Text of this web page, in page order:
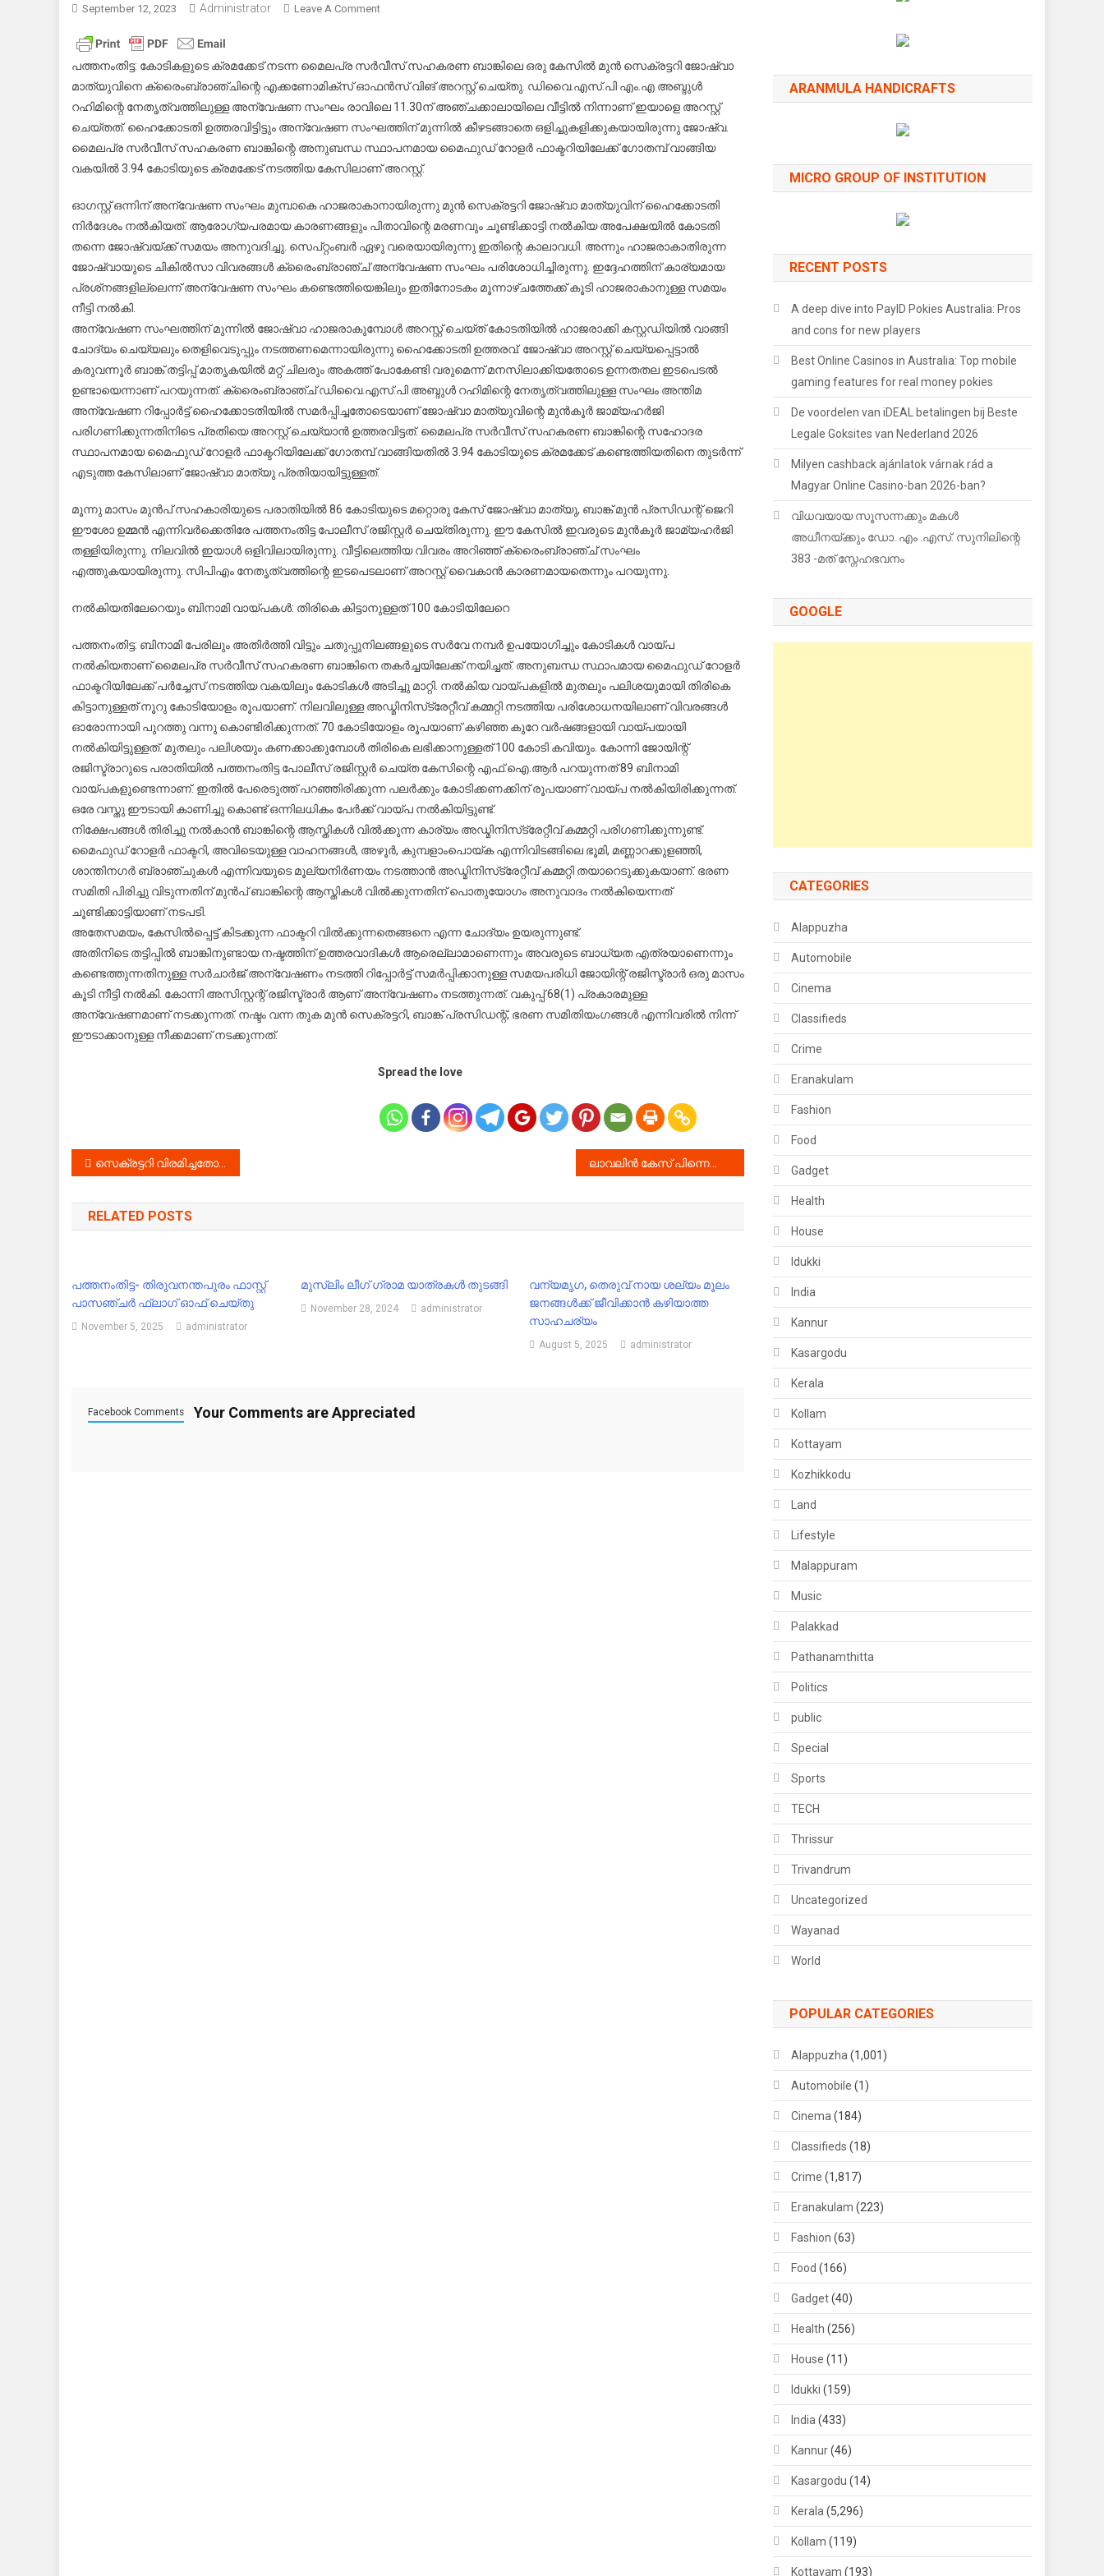
September 12, 2023 Administrator Leave A CommentOn
മൈലപ്ര
ബാങ്ക്
മുൻ
സെക്രട്ടറിയെ
ക്രൈംബ്രാഞ്ച്
പത്തനംതിട്ട: കോടികളുടെ ക്രമക്കേട് നടന്ന മൈലപ്ര സർവീസ് സഹകരണ ബാങ്കിലെ ഒരു കേസിൽ മുൻ സെക്രട്ടറി ജോഷ്വാ
മാത്യുവിനെ ക്രൈംബ്രാഞ്ചിന്റെ എക്കണോമിക്‌സ് ഓഫൻസ് വിങ് അറസ്റ്റ് ചെയ്തു. ഡിവൈ.എസ്.പി എം.എ അബ്ദുൾ
റഹിമിന്റെ നേതൃത്വത്തിലുള്ള അന്വേഷണ സംഘം രാവിലെ 11.30ന് അഞ്ചക്കാലായിലെ വീട്ടിൽ നിന്നാണ് ഇയാളെ അറസ്റ്റ്
ചെയ്തത്. ഹൈക്കോടതി ഉത്തരവിട്ടിട്ടും അന്വേഷണ സംഘത്തിന് മുന്നിൽ കീഴടങ്ങാതെ ഒളിച്ചുകളിക്കുകയായിരുന്നു ജോഷ്വ.
മൈലപ്ര സർവീസ് സഹകരണ ബാങ്കിന്റെ അനുബന്ധ സ്ഥാപനമായ മൈഫുഡ് റോളർ ഫാക്ടറിയിലേക്ക് ഗോതമ്പ് വാങ്ങിയ
വകയിൽ 3.94 കോടിയുടെ ക്രമക്കേട് നടത്തിയ കേസിലാണ് അറസ്റ്റ്.
ഓഗസ്റ്റ് ഒന്നിന് അന്വേഷണ സംഘം മുമ്പാകെ ഹാജരാകാനായിരുന്നു മുൻ സെക്രട്ടറി ജോഷ്വാ മാത്യുവിന് ഹൈക്കോടതി
നിർദേശം നൽകിയത്. ആരോഗ്യപരമായ കാരണങ്ങളും പിതാവിന്റെ മരണവും ചൂണ്ടിക്കാട്ടി നൽകിയ അപേക്ഷയിൽ കോടതി
തന്നെ ജോഷ്വയ്ക്ക് സമയം അനുവദിച്ചു. സെപ്റ്റംബർ ഏഴു വരെയായിരുന്നു ഇതിന്റെ കാലാവധി. അന്നും ഹാജരാകാതിരുന്ന
ജോഷ്വായുടെ ചികിൽസാ വിവരങ്ങൾ ക്രൈംബ്രാഞ്ച് അന്വേഷണ സംഘം പരിശോധിച്ചിരുന്നു. ഇദ്ദേഹത്തിന് കാര്യമായ
പ്രശ്‌നങ്ങളില്ലെന്ന് അന്വേഷണ സംഘം കണ്ടെത്തിയെങ്കിലും ഇതിനോടകം മൂന്നാഴ്ചത്തേക്ക് കൂടി ഹാജരാകാനുള്ള സമയം
നീട്ടി നൽകി.
അന്വേഷണ സംഘത്തിന് മുന്നിൽ ജോഷ്വാ ഹാജരാകുമ്പോൾ അറസ്റ്റ് ചെയ്ത് കോടതിയിൽ ഹാജരാക്കി കസ്റ്റഡിയിൽ വാങ്ങി
ചോദ്യം ചെയ്യലും തെളിവെടുപ്പും നടത്തണമെന്നായിരുന്നു ഹൈക്കോടതി ഉത്തരവ്. ജോഷ്വാ അറസ്റ്റ് ചെയ്യപ്പെട്ടാൽ
കരുവന്നൂർ ബാങ്ക് തട്ടിപ്പ് മാതൃകയിൽ മറ്റ് ചിലരും അകത്ത് പോകേണ്ടി വരുമെന്ന് മനസിലാക്കിയതോടെ ഉന്നതതല ഇടപെടൽ
ഉണ്ടായെന്നാണ് പറയുന്നത്. ക്രൈംബ്രാഞ്ച് ഡിവൈ.എസ്.പി അബ്ദുൾ റഹിമിന്റെ നേതൃത്വത്തിലുള്ള സംഘം അന്തിമ
അന്വേഷണ റിപ്പോർട്ട് ഹൈക്കോടതിയിൽ സമർപ്പിച്ചതോടെയാണ് ജോഷ്വാ മാത്യുവിന്റെ മുൻകൂർ ജാമ്യഹർജി
പരിഗണിക്കുന്നതിനിടെ പ്രതിയെ അറസ്റ്റ് ചെയ്യാൻ ഉത്തരവിട്ടത്. മൈലപ്ര സർവീസ് സഹകരണ ബാങ്കിന്റെ സഹോദര
സ്ഥാപനമായ മൈഫുഡ് റോളർ ഫാക്ടറിയിലേക്ക് ഗോതമ്പ് വാങ്ങിയതിൽ 3.94 കോടിയുടെ ക്രമക്കേട് കണ്ടെത്തിയതിനെ തുടർന്ന്
എടുത്ത കേസിലാണ് ജോഷ്വാ മാത്യു പ്രതിയായിട്ടുള്ളത്.
മൂന്നു മാസം മുൻപ് സഹകാരിയുടെ പരാതിയിൽ 86 കോടിയുടെ മറ്റൊരു കേസ് ജോഷ്വാ മാത്യു, ബാങ്ക് മുൻ പ്രസിഡന്റ് ജെറി
ഈശോ ഉമ്മൻ എന്നിവർക്കെതിരേ പത്തനംതിട്ട പോലീസ് രജിസ്റ്റർ ചെയ്തിരുന്നു. ഈ കേസിൽ ഇവരുടെ മുൻകൂർ ജാമ്യഹർജി
തള്ളിയിരുന്നു. നിലവിൽ ഇയാൾ ഒളിവിലായിരുന്നു. വീട്ടിലെത്തിയ വിവരം അറിഞ്ഞ് ക്രൈംബ്രാഞ്ച് സംഘം
എത്തുകയായിരുന്നു. സിപിഎം നേതൃത്വത്തിന്റെ ഇടപെടലാണ് അറസ്റ്റ് വൈകാൻ കാരണമായതെന്നും പറയുന്നു.
നൽകിയതിലേറെയും ബിനാമി വായ്പകൾ: തിരികെ കിട്ടാനുള്ളത് 100 കോടിയിലേറെ
പത്തനംതിട്ട: ബിനാമി പേരിലും അതിർത്തി വിട്ടും ചതുപ്പുനിലങ്ങളുടെ സർവേ നമ്പർ ഉപയോഗിച്ചും കോടികൾ വായ്പ
നൽകിയതാണ് മൈലപ്ര സർവീസ് സഹകരണ ബാങ്കിനെ തകർച്ചയിലേക്ക് നയിച്ചത്. അനുബന്ധ സ്ഥാപമായ മൈഫുഡ് റോളർ
ഫാക്ടറിയിലേക്ക് പർച്ചേസ് നടത്തിയ വകയിലും കോടികൾ അടിച്ചു മാറ്റി. നൽകിയ വായ്പകളിൽ മുതലും പലിശയുമായി തിരികെ
കിട്ടാനുള്ളത് നൂറു കോടിയോളം രൂപയാണ്. നിലവിലുള്ള അഡ്മിനിസ്‌ട്രേറ്റീവ് കമ്മറ്റി നടത്തിയ പരിശോധനയിലാണ് വിവരങ്ങൾ
ഓരോന്നായി പുറത്തു വന്നു കൊണ്ടിരിക്കുന്നത്. 70 കോടിയോളം രൂപയാണ് കഴിഞ്ഞ കുറേ വർഷങ്ങളായി വായ്പയായി
നൽകിയിട്ടുള്ളത്. മുതലും പലിശയും കണക്കാക്കുമ്പോൾ തിരികെ ലഭിക്കാനുള്ളത് 100 കോടി കവിയും. കോന്നി ജോയിന്റ്
രജിസ്ട്രാറുടെ പരാതിയിൽ പത്തനംതിട്ട പോലീസ് രജിസ്റ്റർ ചെയ്ത കേസിന്റെ എഫ്.ഐ.ആർ പറയുന്നത് 89 ബിനാമി
വായ്പകളുണ്ടെന്നാണ്. ഇതിൽ പേരെടുത്ത് പറഞ്ഞിരിക്കുന്ന പലർക്കും കോടിക്കണക്കിന് രൂപയാണ് വായ്പ നൽകിയിരിക്കുന്നത്.
ഒരേ വസ്തു ഈടായി കാണിച്ചു കൊണ്ട് ഒന്നിലധികം പേർക്ക് വായ്പ നൽകിയിട്ടുണ്ട്.
നിക്ഷേപങ്ങൾ തിരിച്ചു നൽകാൻ ബാങ്കിന്റെ ആസ്തികൾ വിൽക്കുന്ന കാര്യം അഡ്മിനിസ്‌ട്രേറ്റീവ് കമ്മറ്റി പരിഗണിക്കുന്നുണ്ട്.
മൈഫുഡ് റോളർ ഫാക്ടറി, അവിടെയുള്ള വാഹനങ്ങൾ, അഴൂർ, കുമ്പളാംപൊയ്ക എന്നിവിടങ്ങിലെ ഭൂമി, മണ്ണാറക്കുളഞ്ഞി,
ശാന്തിനഗർ ബ്രാഞ്ചുകൾ എന്നിവയുടെ മൂല്യനിർണയം നടത്താൻ അഡ്മിനിസ്‌ട്രേറ്റീവ് കമ്മറ്റി തയാറെടുക്കുകയാണ്. ഭരണ
സമിതി പിരിച്ചു വിടുന്നതിന് മുൻപ് ബാങ്കിന്റെ ആസ്തികൾ വിൽക്കുന്നതിന് പൊതുയോഗം അനുവാദം നൽകിയെന്നത്
ചൂണ്ടിക്കാട്ടിയാണ് നടപടി.
അതേസമയം, കേസിൽപ്പെട്ട് കിടക്കുന്ന ഫാക്ടറി വിൽക്കുന്നതെങ്ങനെ എന്ന ചോദ്യം ഉയരുന്നുണ്ട്.
അതിനിടെ തട്ടിപ്പിൽ ബാങ്കിനുണ്ടായ നഷ്ടത്തിന് ഉത്തരവാദികൾ ആരെല്ലാമാണെന്നും അവരുടെ ബാധ്യത എത്രയാണെന്നും
കണ്ടെത്തുന്നതിനുള്ള സർചാർജ് അന്വേഷണം നടത്തി റിപ്പോർട്ട് സമർപ്പിക്കാനുള്ള സമയപരിധി ജോയിന്റ് രജിസ്ട്രാർ ഒരു മാസം
കൂടി നീട്ടി നൽകി. കോന്നി അസിസ്റ്റന്റ് രജിസ്ട്രാർ ആണ് അന്വേഷണം നടത്തുന്നത്. വകുപ്പ് 68(1) പ്രകാരമുള്ള
അന്വേഷണമാണ് നടക്കുന്നത്. നഷ്ടം വന്ന തുക മുൻ സെക്രട്ടറി, ബാങ്ക് പ്രസിഡന്റ്, ഭരണ സമിതിയംഗങ്ങൾ എന്നിവരിൽ നിന്ന്
ഈടാക്കാനുള്ള നീക്കമാണ് നടക്കുന്നത്.
Spread the love
Post
navigation
സെക്രട്ടറി വിരമിച്ചതോടെ വടശേരിക്കര സർവ്വീസ് സഹകരണ ബാങ്ക് പ്രതിസന്ധിയിലായി ; പഞ്ചായത്ത് ജീവനക്കാരുടെ ശമ്പളവും മുടങ്ങി !!
RELATED POSTS
പത്തനംതിട്ട- തിരുവനന്തപുരം ഫാസ്റ്റ്
പാസഞ്ചര്‍ ഫ്‌ലാഗ് ഓഫ് ചെയ്തു
November 5, 2025 administrator
മുസ്‌ലിം ലീഗ് ഗ്രാമ യാത്രകൾ തുടങ്ങി
November 28, 2024 administrator
വന്യമൃഗ, തെരുവ് നായ ശല്യം മൂലം
ജനങ്ങൾക്ക് ജീവിക്കാൻ കഴിയാത്ത
സാഹചര്യം
August 5, 2025 administrator
Your Comments are Appreciated
Facebook Comments
ARANMULA HANDICRAFTS
MICRO GROUP OF INSTITUTION
RECENT POSTS
A deep dive into PayID Pokies Australia: Pros
and cons for new players
Best Online Casinos in Australia: Top mobile
gaming features for real money pokies
De voordelen van iDEAL betalingen bij Beste
Legale Goksites van Nederland 2026
Milyen cashback ajánlatok várnak rád a
Magyar Online Casino-ban 2026-ban?
വിധവയായ സൂസന്നക്കും മകൾ
അധീനയ്ക്കും ഡോ. എം .എസ്. സുനിലിന്റെ
383 -മത് സ്നേഹഭവനം
GOOGLE
CATEGORIES
Alappuzha
Automobile
Cinema
Classifieds
Crime
Eranakulam
Fashion
Food
Gadget
Health
House
Idukki
India
Kannur
Kasargodu
Kerala
Kollam
Kottayam
Kozhikkodu
Land
Lifestyle
Malappuram
Music
Palakkad
Pathanamthitta
Politics
public
Special
Sports
TECH
Thrissur
Trivandrum
Uncategorized
Wayanad
World
POPULAR CATEGORIES
Alappuzha (1,001)
Automobile (1)
Cinema (184)
Classifieds (18)
Crime (1,817)
Eranakulam (223)
Fashion (63)
Food (166)
Gadget(40)
Health (256)
House (11)
Idukki (159)
India (433)
Kannur(46)
Kasargodu (14)
Kerala (5,296)
Kollam (119)
Kottayam (193)